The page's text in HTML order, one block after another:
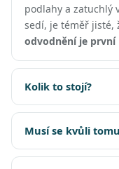
podlahy a zatuchlý
sedí, je téměř jisté,
odvodnění je
Kolik to stojí?
Musí se kvůli